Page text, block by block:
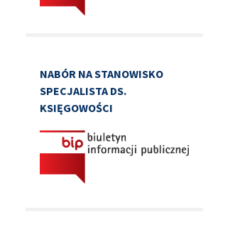
NABÓR NA STANOWISKO
SPECJALISTA DS.
KSIĘGOWOŚCI